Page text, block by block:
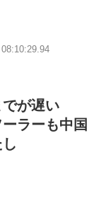
が遅い
ラーも中国